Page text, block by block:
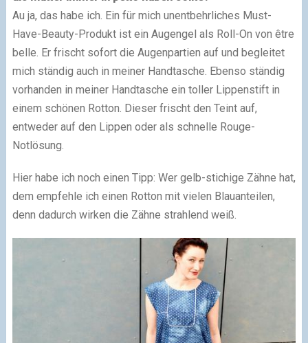
Au ja, das habe ich. Ein für mich unentbehrliches Must-
Have-Beauty-Produkt ist ein Augengel als Roll-On von être
belle. Er frischt sofort die Augenpartien auf und begleitet
mich ständig auch in meiner Handtasche. Ebenso ständig
vorhanden in meiner Handtasche ein toller Lippenstift in
einem schönen Rotton. Dieser frischt den Teint auf,
entweder auf den Lippen oder als schnelle Rouge-
Notlösung.
Hier habe ich noch einen Tipp: Wer gelb-stichige Zähne hat,
dem empfehle ich einen Rotton mit vielen Blauanteilen,
denn dadurch wirken die Zähne strahlend weiß.